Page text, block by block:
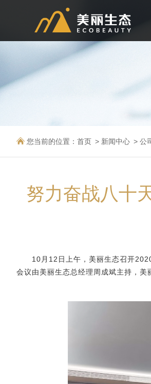
您当前的位置： 首页 新闻中心 公
努力奋战八十
10月12日上午，美丽生态召开2020
会议由美丽生态总经理周成斌主持，美